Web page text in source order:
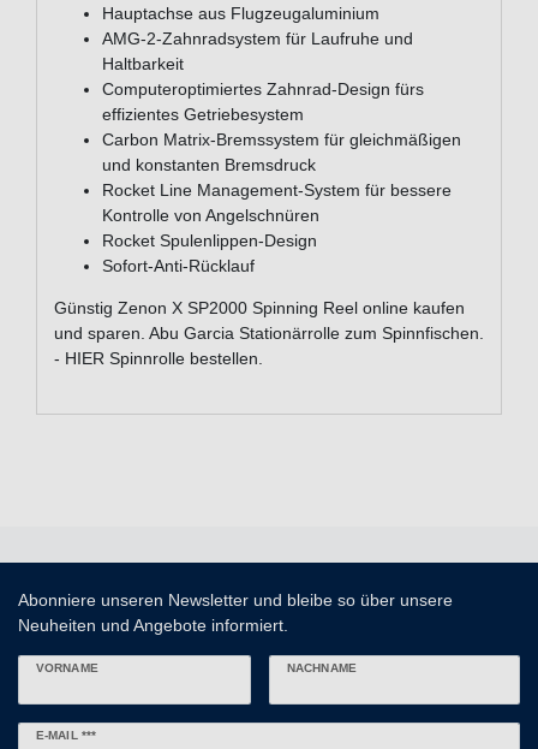
Hauptachse aus Flugzeugaluminium
AMG-2-Zahnradsystem für Laufruhe und
Haltbarkeit
Computeroptimiertes Zahnrad-Design fürs
effizientes Getriebesystem
Carbon Matrix-Bremssystem für gleichmäßigen
und konstanten Bremsdruck
Rocket Line Management-System für bessere
Kontrolle von Angelschnüren
Rocket Spulenlippen-Design
Sofort-Anti-Rücklauf
Günstig Zenon X SP2000 Spinning Reel online kaufen
und sparen. Abu Garcia Stationärrolle zum Spinnfischen.
- HIER Spinnrolle bestellen.
Abonniere unseren Newsletter und bleibe so über unsere
Neuheiten und Angebote informiert.
VORNAME NACHNAME
E-MAIL ***
Newsletter